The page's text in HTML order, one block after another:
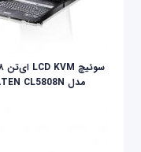
مدل ATEN CL5808N